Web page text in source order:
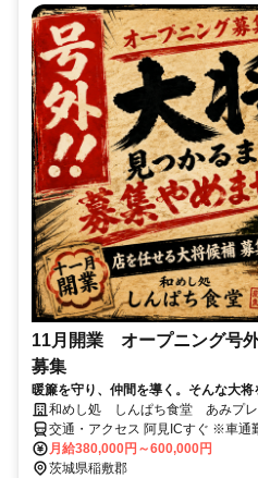
11月開業 オープニング号
募集
暖簾を守り、仲間を導く。そんな大将
和めし処 しんぱち食堂 あみプレ
交通・アクセス 阿見ICすぐ ※車通
月給380,000円～600,000円
茨城県稲敷郡